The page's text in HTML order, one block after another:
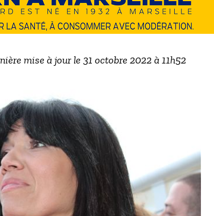
mise à jour le 31 octobre 2022 à 11h52